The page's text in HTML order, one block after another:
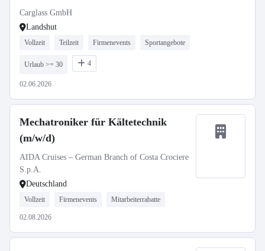
Carglass GmbH
Landshut
Vollzeit Teilzeit Firmenevents Sportangebote
Urlaub >= 30 4
02.06.2026
Mechatroniker für Kältetechnik
(m/w/d)
AIDA Cruises – German Branch of Costa Crociere
S.p.A.
Deutschland
Vollzeit Firmenevents Mitarbeiterrabatte
02.08.2026